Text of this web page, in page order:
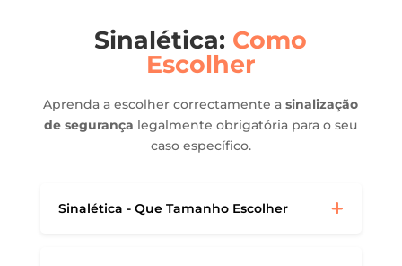
Sinalética: Como
Escolher
Aprenda a escolher correctamente asinalização
de segurança legalmente obrigatória para o seu
caso específico.
Sinalética - Que Tamanho Escolher